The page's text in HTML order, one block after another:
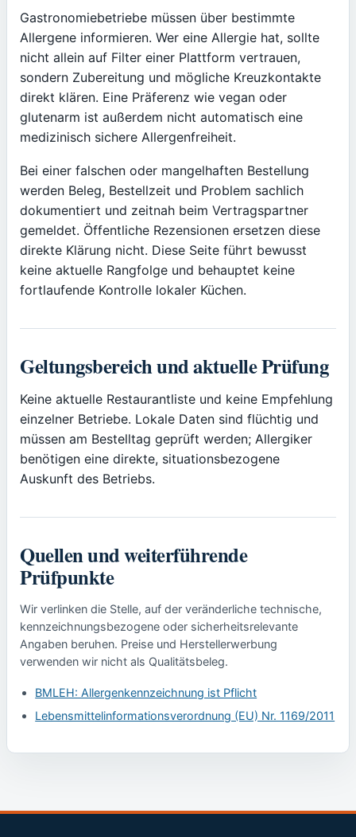
Gastronomiebetriebe müssen über bestimmte
Allergene informieren. Wer eine Allergie hat, sollte
nicht allein auf Filter einer Plattform vertrauen,
sondern Zubereitung und mögliche Kreuzkontakte
direkt klären. Eine Präferenz wie vegan oder
glutenarm ist außerdem nicht automatisch eine
medizinisch sichere Allergenfreiheit.
Bei einer falschen oder mangelhaften Bestellung
werden Beleg, Bestellzeit und Problem sachlich
dokumentiert und zeitnah beim Vertragspartner
gemeldet. Öffentliche Rezensionen ersetzen diese
direkte Klärung nicht. Diese Seite führt bewusst
keine aktuelle Rangfolge und behauptet keine
fortlaufende Kontrolle lokaler Küchen.
Geltungsbereich und aktuelle Prüfung
Keine aktuelle Restaurantliste und keine Empfehlung
einzelner Betriebe. Lokale Daten sind flüchtig und
müssen am Bestelltag geprüft werden; Allergiker
benötigen eine direkte, situationsbezogene
Auskunft des Betriebs.
Quellen und weiterführende
Prüfpunkte
Wir verlinken die Stelle, auf der veränderliche technische,
kennzeichnungsbezogene oder sicherheitsrelevante
Angaben beruhen. Preise und Herstellerwerbung
verwenden wir nicht als Qualitätsbeleg.
BMLEH: Allergenkennzeichnung ist Pflicht
Lebensmittelinformationsverordnung (EU) Nr. 1169/2011